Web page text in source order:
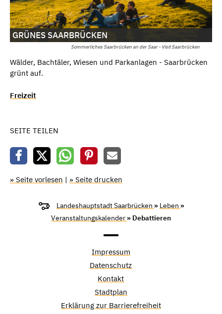
Sommerliches Saarbrücken an der Saar - Visit Saarbrücken
GRÜNES SAARBRÜCKEN
Wälder, Bachtäler, Wiesen und Parkanlagen - Saarbrücken
grünt auf.
Freizeit
SEITE TEILEN
» Seite vorlesen | » Seite drucken
Landeshauptstadt Saarbrücken » Leben »
Veranstaltungskalender » Debattieren
Impressum
Datenschutz
Kontakt
Stadtplan
Erklärung zur Barrierefreiheit